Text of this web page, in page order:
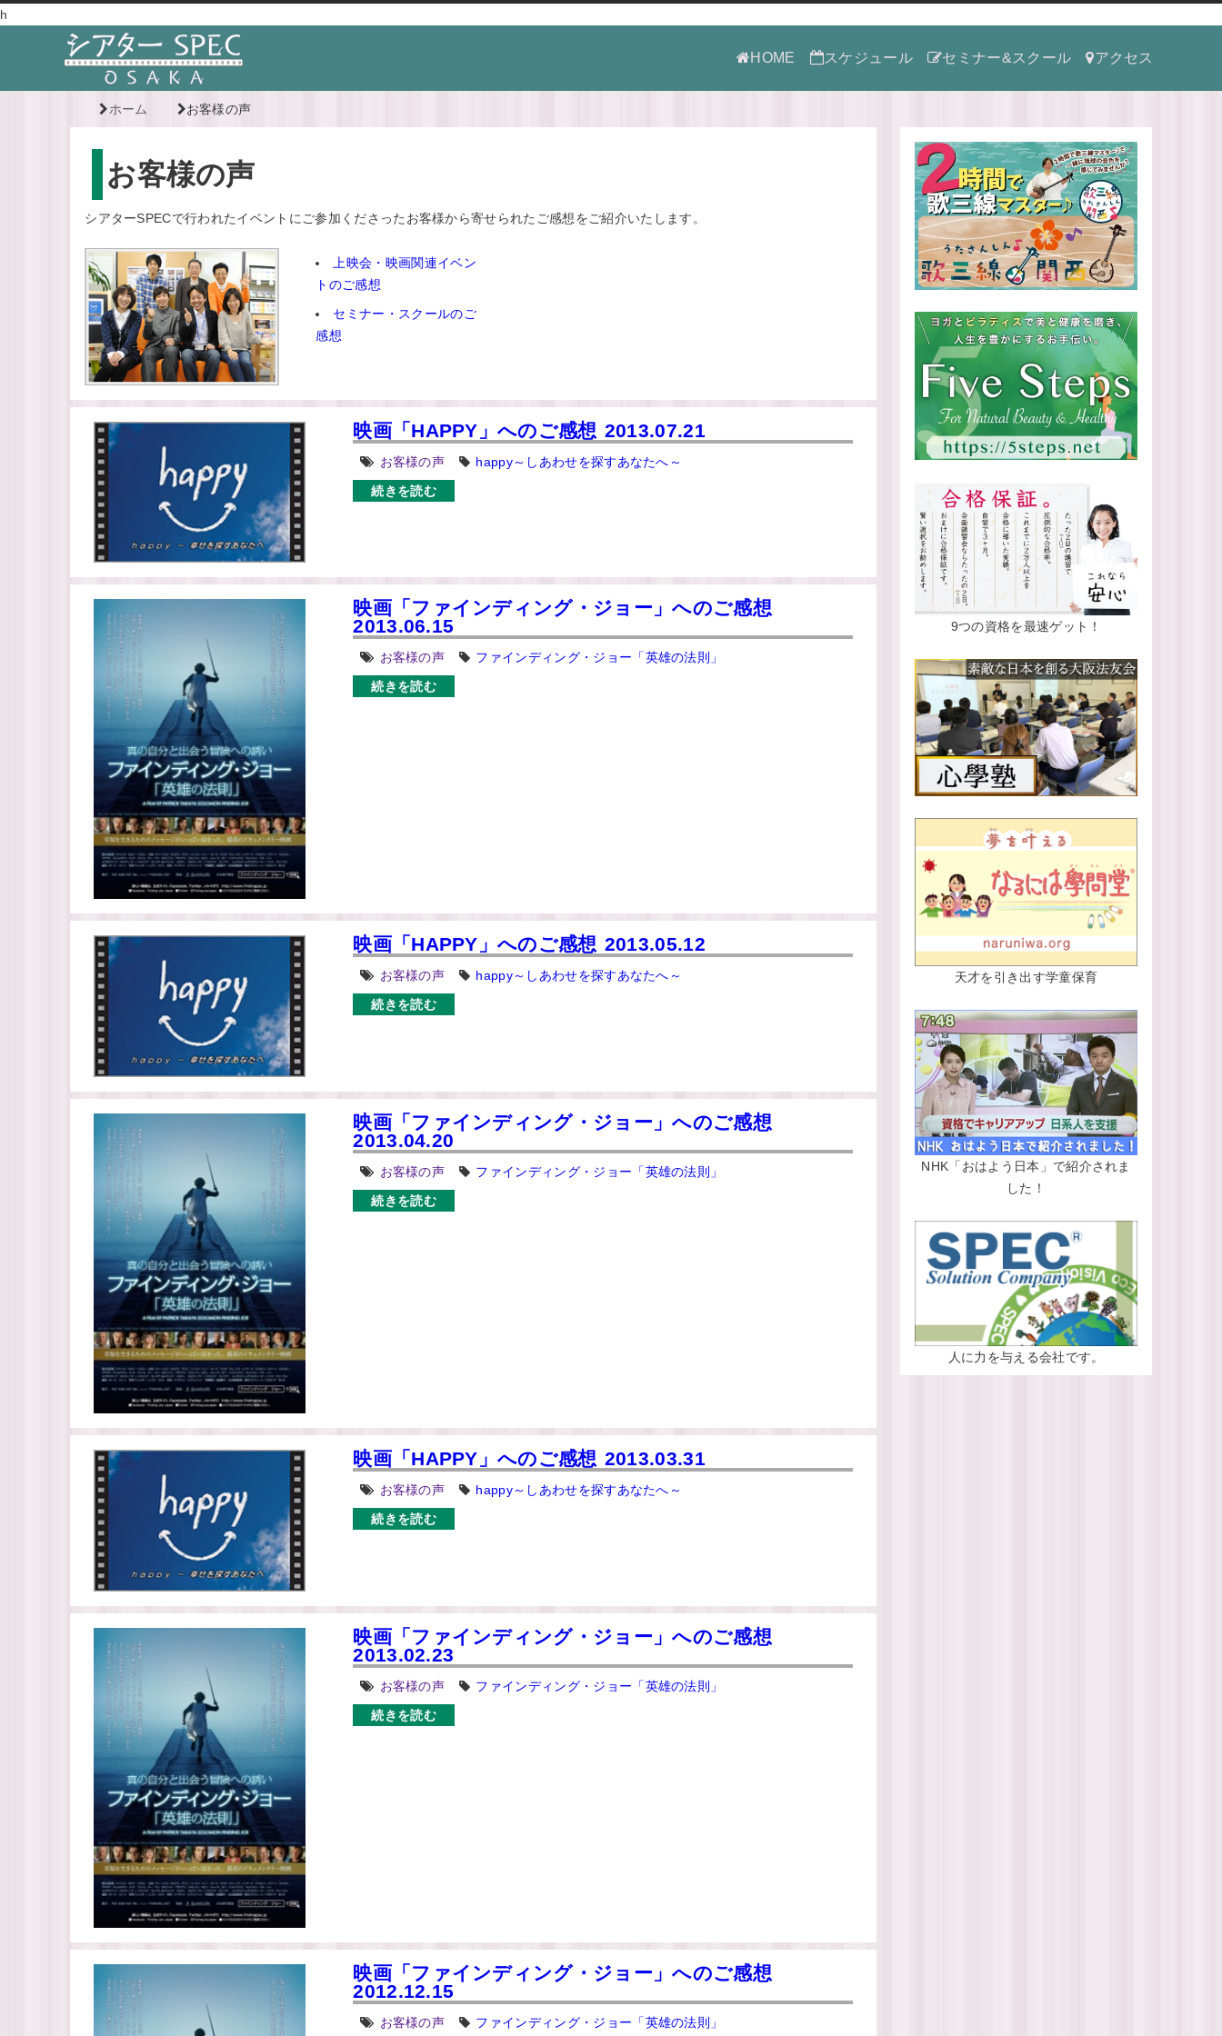
h
HOME スケジュール セミナー&スクール アクセス
ホーム お客様の声
お客様の声
シアターSPECで行われたイベントにご参加くださったお客様から寄せられたご感想をご紹介いたします。
上映会・映画関連イベン
トのご感想
セミナー・スクールのご
感想
映画「HAPPY」へのご感想 2013.07.21
お客様の声
happy～しあわせを探すあなたへ～
続きを読む
映画「ファインディング・ジョー」へのご感想
2013.06.15
お客様の声
ファインディング・ジョー「英雄の法則」
続きを読む
映画「HAPPY」へのご感想 2013.05.12
お客様の声
happy～しあわせを探すあなたへ～
続きを読む
映画「ファインディング・ジョー」へのご感想
2013.04.20
お客様の声
ファインディング・ジョー「英雄の法則」
続きを読む
映画「HAPPY」へのご感想 2013.03.31
お客様の声
happy～しあわせを探すあなたへ～
続きを読む
映画「ファインディング・ジョー」へのご感想
2013.02.23
お客様の声
ファインディング・ジョー「英雄の法則」
続きを読む
映画「ファインディング・ジョー」へのご感想
2012.12.15
お客様の声 ファインディング・ジョー「英雄の法則」
9つの資格を最速ゲット！
天才を引き出す学童保育
NHK「おはよう日本」で紹介されま
した！
人に力を与える会社です。